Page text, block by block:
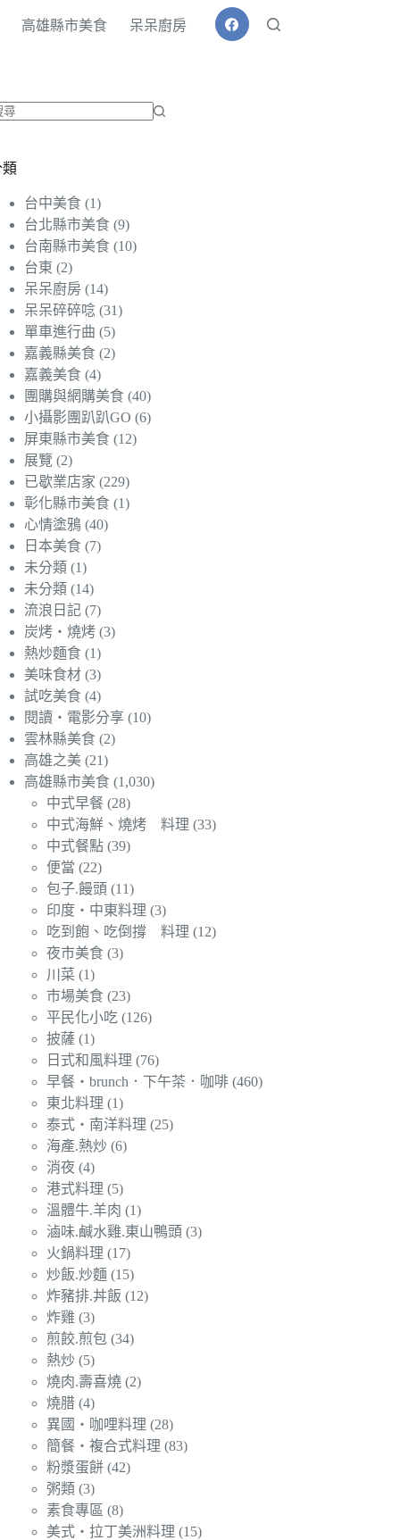
高雄縣市美食 呆呆廚房
台中美食 (1)
台北縣市美食 (9)
台南縣市美食 (10)
台東 (2)
呆呆廚房 (14)
呆呆碎碎唸 (31)
單車進行曲 (5)
嘉義縣美食 (2)
嘉義美食 (4)
團購與網購美食 (40)
小攝影團趴趴GO (6)
屏東縣市美食 (12)
展覽 (2)
已歇業店家 (229)
彰化縣市美食 (1)
心情塗鴉 (40)
日本美食 (7)
未分類 (1)
未分類 (14)
流浪日記 (7)
炭烤‧燒烤 (3)
熱炒麵食 (1)
美味食材 (3)
試吃美食 (4)
閱讀‧電影分享 (10)
雲林縣美食 (2)
高雄之美 (21)
高雄縣市美食 (1,030)
中式早餐 (28)
中式海鮮、燒烤 料理 (33)
中式餐點 (39)
便當 (22)
包子.饅頭 (11)
印度‧中東料理 (3)
吃到飽、吃倒撐 料理 (12)
夜市美食 (3)
川菜 (1)
市場美食 (23)
平民化小吃 (126)
披薩 (1)
日式和風料理 (76)
早餐‧brunch．下午茶．咖啡 (460)
東北料理 (1)
泰式‧南洋料理 (25)
海產.熱炒 (6)
消夜 (4)
港式料理 (5)
溫體牛.羊肉 (1)
滷味.鹹水雞.東山鴨頭 (3)
火鍋料理 (17)
炒飯.炒麵 (15)
炸豬排.丼飯 (12)
炸雞 (3)
煎餃.煎包 (34)
熱炒 (5)
燒肉.壽喜燒 (2)
燒腊 (4)
異國‧咖哩料理 (28)
簡餐‧複合式料理 (83)
粉漿蛋餅 (42)
粥類 (3)
素食專區 (8)
美式‧拉丁美洲料理 (15)